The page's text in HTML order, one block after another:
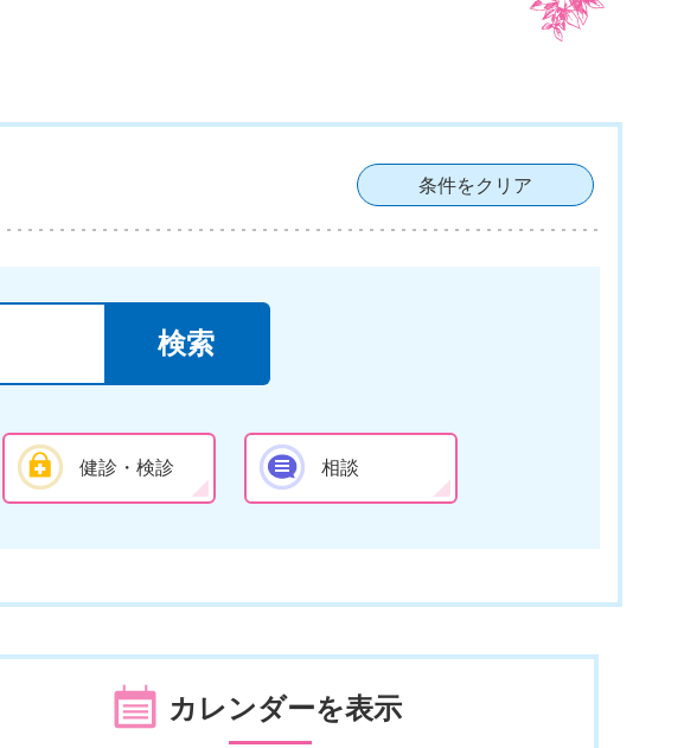
条件をクリア
健診・検診 相談
カレンダーを表示